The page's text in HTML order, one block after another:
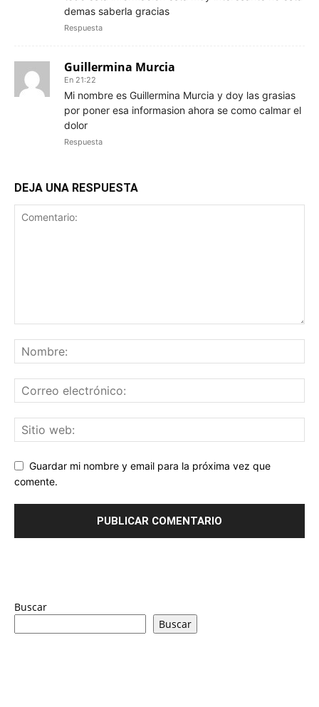
demas saberla gracias
Respuesta
Guillermina Murcia
En 21:22
Mi nombre es Guillermina Murcia y doy las grasias
por poner esa informasion ahora se como calmar el
dolor
Respuesta
DEJA UNA RESPUESTA
Guardar mi nombre y email para la próxima vez que
comente.
Buscar
Buscar